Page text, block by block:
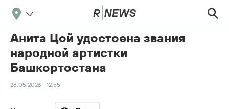
Анита Цой удостоена звания
народной артистки
Башкортостана
28.05.2026 12:55